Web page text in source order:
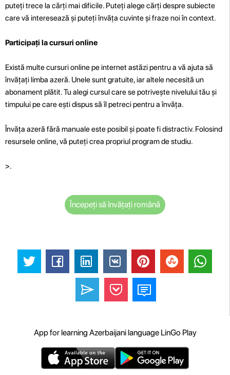
puteți trece la cărți mai dificile. Puteți alege cărți despre subiecte
care vă interesează și puteți învăța cuvinte și fraze noi în context.
Participați la cursuri online
Există multe cursuri online pe internet astăzi pentru a vă ajuta să
învățați limba azeră. Unele sunt gratuite, iar altele necesită un
abonament plătit. Tu alegi cursul care se potrivește nivelului tău și
timpului pe care ești dispus să îl petreci pentru a învăța.
Învăța azeră fără manuale este posibil și poate fi distractiv. Folosind
resursele online, vă puteți crea propriul program de studiu.
>.
Începeți să învățați română
App for learning Azerbaijani language LinGo Play